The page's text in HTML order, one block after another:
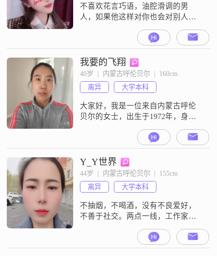
##3001
不喜欢花言巧语，油腔滑调的男
人，如果他这样对你也会对别人，
只想找一个眼里只有对方的，三观
正，有爱心，有孝心的，考虑38岁
到45岁以下的朋友，本人自营餐饮
行业，有工作，无生活负担，没有
开通这个会员看不到打招呼的朋
友！不回复请见谅，异地也可以考
虑河北周边的吧！
我要的飞翔
40岁  |  内蒙古呼伦贝尔  |  160cm
离异
大学本科
大家好，我是一位来自内蒙古呼伦
贝尔的女士，出生于1972年，身高
作，月收入在3001到5000元之间。
虽然我的学历是中专，但我一直保
持着学习的热情，不断提升自己。
我性格独立自信，做事细腻敏感，
热爱生活，善于发现生活中的美
好。我富有同理心，能够理解和关
心他人的感受，真诚可靠，与人相
处总是真
Y_Y世界
44岁  |  内蒙古呼伦贝尔  |  155cm
离异
大学本科
不抽烟，不喝酒，没有不良爱好，
不善于社交。两点一线，工作家